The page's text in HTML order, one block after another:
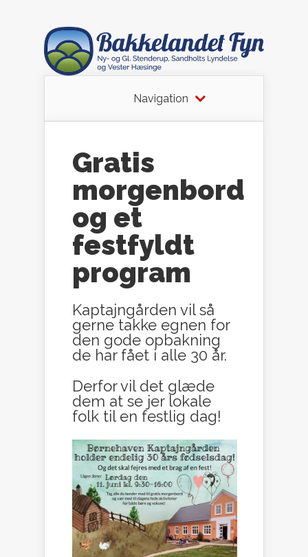
Navigation
Gratis
morgenbord
og et
festfyldt
program
Kaptajngården vil så
gerne takke egnen for
den gode opbakning
de har fået i alle 30 år.
Derfor vil det glæde
dem at se jer lokale
folk til en festlig dag!